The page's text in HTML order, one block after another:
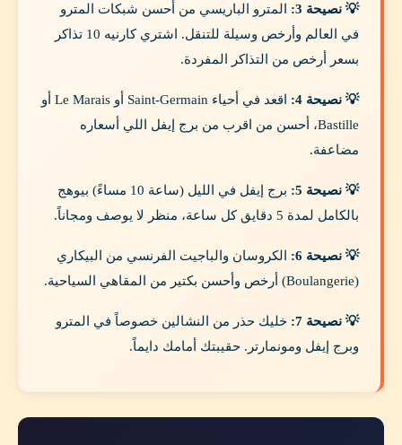
💡 نصيحة 3:
المترو الباريسي من أحسن شبكات المترو
في العالم وأرخص وسيلة للتنقل. اشتري كارنيه 10 تذاكر
بسعر أرخص من التذاكر المفردة.
💡 نصيحة 4:
اقعد في أحياء Saint-Germain أو Le Marais أو
Bastille، أحسن من اقرب من برج إيفل اللي أسعاره
مضاعفة.
💡 نصيحة 5:
برج إيفل في الليل (ساعة 10 مساءً) بيوهج
بالكامل لمدة 5 دقايق كل ساعة، منظر لا يوصف ومجاناً.
💡 نصيحة 6:
الكروسان والباجيت الفرنسي من البيكاري
(Boulangerie) أرخص وأحسن بكتير من المقاهي السياحية.
💡 نصيحة 7:
خليك حذر من النشالين خصوصاً في المترو
وبرج إيفل ومونمارتر. حقيبتك أمامك دايماً.